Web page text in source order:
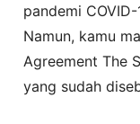
pandemi
Namun, kamu
Agreement The
yang sudah